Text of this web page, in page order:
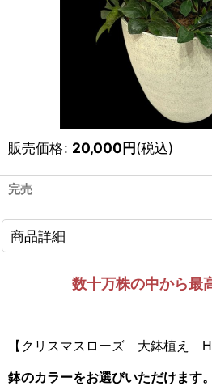
販売価格: 20,000円(税込)
完売
商品詳細
数十万株の中から最
【クリスマスローズ 大鉢植え
鉢のカラーをお選びいただけます。